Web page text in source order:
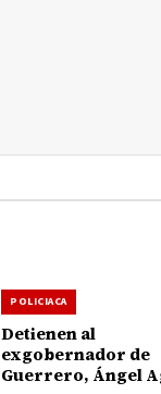
POLICIACA
Detienen al
exgobernador de
Guerrero, Ángel